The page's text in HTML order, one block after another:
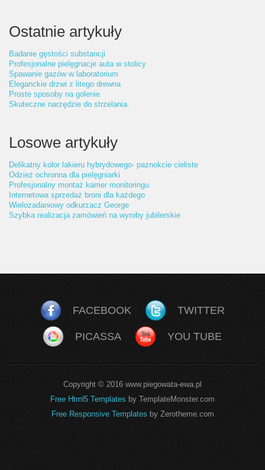
Ostatnie artykuły
Badanie gęstości substancji
Profesjonalne pielęgnacje auta w stolicy
Spawanie gazów w laboratorium
Eleganckie drzwi z litego drewna
Proste sposoby na golenie
Skuteczne narzędzie do strzelania.
Losowe artykuły
Delikatny kolor lakieru hybrydowego- paznokcie cieliste
Odzież ochronna dla pielęgniarki
Profesjonalny montaż kamer monitoringu
Internetowa sprzedaż broni dla każdego
Wielozadaniowy odkurzacz George
Szybka realizacja zamówień na wyroby jubilerskie
FACEBOOK TWITTER
PICASSA YOU TUBE
Copyright © 2016 www.piegowata-ewa.pl
Free Html5 Templates by TemplateMonster.com
Free Responsive Templates by Zerotheme.com